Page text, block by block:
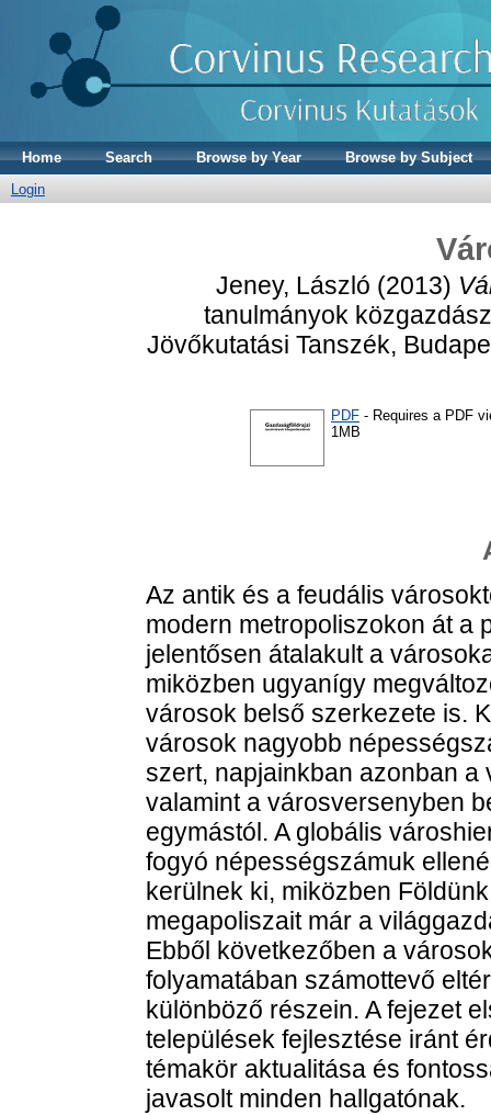
Home Search Browse by Year
Browse by Subject
Login
Jeney, László (2013)
tanulmányok
Jövőkutatási Tanszék,
PDF - Requires a PDF
1MB
Az antik és a feudális
modern metropoliszokon át a
jelentősen átalakult a
miközben ugyanígy
városok belső szerkezete is.
városok nagyobb
szert, napjainkban azonban
valamint a városversenyben
egymástól. A globális
fogyó népességszámuk
kerülnek ki, miközben
megapoliszait már a
Ebből következőben a
folyamatában számottevő
különböző részein. A fejezet
települések fejlesztése iránt
témakör aktualitása és
javasolt minden hallgatónak.